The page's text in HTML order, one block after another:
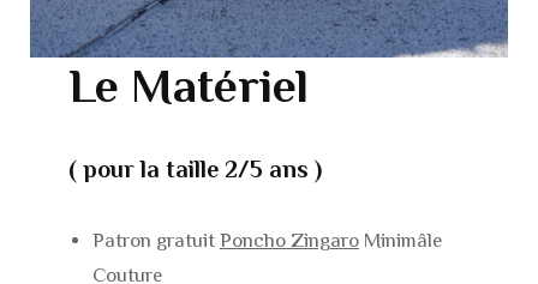
Le Matériel
( pour la taille 2/5 ans )
Patron gratuit Poncho ZingaroMinimâle
Couture